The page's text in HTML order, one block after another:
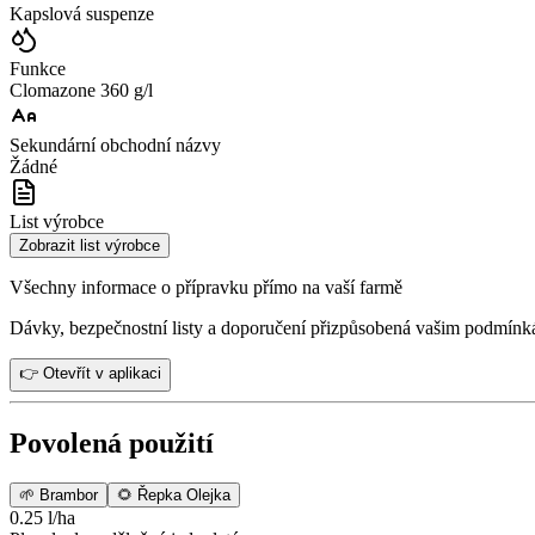
Kapslová suspenze
Funkce
Clomazone 360 g/l
Sekundární obchodní názvy
Žádné
List výrobce
Zobrazit list výrobce
Všechny informace o přípravku přímo na vaší farmě
Dávky, bezpečnostní listy a doporučení přizpůsobená vašim
👉 Otevřít v aplikaci
Povolená použití
🌱 Brambor 🌻 Řepka Olejka
0.25 l/ha